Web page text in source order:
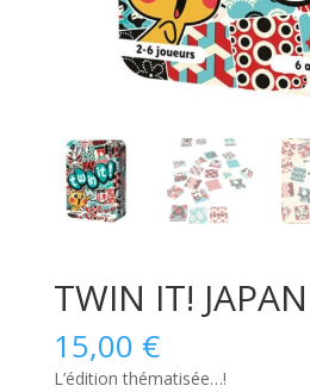
TWIN IT! JAPAN
15,00 €
L’édition thématisée…!